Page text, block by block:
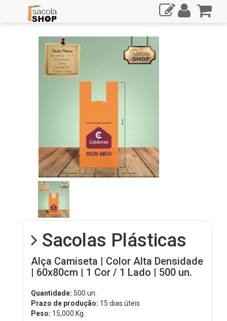
Sacolas Plásticas
Alça Camiseta | Color Alta Densidade
| 60x80cm | 1 Cor / 1 Lado | 500 un.
Quantidade: 500 un.
Prazo de produção: 15 dias úteis
Peso: 15,000 Kg.